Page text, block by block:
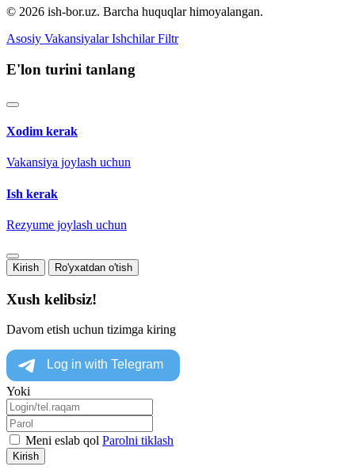
© 2026 ish-bor.uz. Barcha huquqlar himoyalangan.
Asosiy Vakansiyalar Ishchilar Filtr
E'lon turini tanlang
Xodim kerak
Vakansiya joylash uchun
Ish kerak
Rezyume joylash uchun
Kirish Ro'yxatdan o'tish
Xush kelibsiz!
Davom etish uchun tizimga kiring
Yoki
Meni eslab qol Parolni tiklash
Kirish